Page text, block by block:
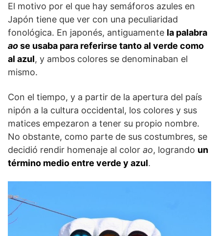
El motivo por el que hay semáforos azules en
Japón tiene que ver con una peculiaridad
fonológica. En japonés, antiguamente la palabra
aose usaba para referirse tanto al verde como
al azul, y ambos colores se denominaban el
mismo.
Con el tiempo, y a partir de la apertura del país
nipón a la cultura occidental, los colores y sus
matices empezaron a tener su propio nombre.
No obstante, como parte de sus costumbres, se
decidió rendir homenaje al color ao, logrando un
término medio entre verde y azul.